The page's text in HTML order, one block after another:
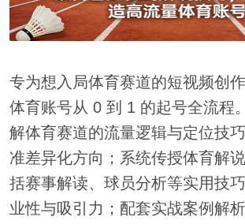
专为想入局体育赛道的短视频创
体育账号从 0 到 1 的起号全流程
解体育赛道的流量逻辑与定位技
准差异化方向；系统传授体育解
括赛事解读、球员分析等实用技
业性与吸引力；配套实战案例解